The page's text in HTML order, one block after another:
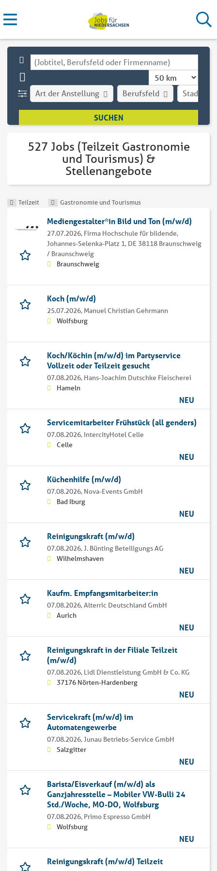
Stadt
Art der Anstellung Berufsfeld
527 Jobs (Teilzeit Gastronomie
und Tourismus) &
Stellenangebote
Teilzeit Gastronomie und Tourismus
Mediengestalter*in Bild und Ton (m/w/d)
27.07.2026, Firma Hochschule für bildende,
Johannes-Selenka-Platz 1, DE 38118 Braunschweig
/ Braunschweig
Braunschweig
Koch (m/w/d)
25.07.2026, Manuel Christian Gehrmann
Wolfsburg
Koch/Köchin (m/w/d) im Partyservice
Vollzeit oder Teilzeit gesucht
07.08.2026, Hans-Joachim Dutschke Fleischerei
Hameln
NEU
Servicemitarbeiter Frühstück (all genders)
07.08.2026, IntercityHotel Celle
Celle
NEU
Küchenhilfe (m/w/d)
07.08.2026, Nova-Events GmbH
Bad Iburg
NEU
Reinigungskraft (m/w/d)
07.08.2026,J. Bünting Beteiligungs AG
Wilhelmshaven
NEU
Kaufm. Empfangsmitarbeiter:in
07.08.2026,Alterric Deutschland GmbH
Aurich
NEU
Reinigungskraft in der Filiale Teilzeit
(m/w/d)
07.08.2026, Lidl Dienstleistung GmbH & Co. KG
37176 Nörten-Hardenberg
NEU
Servicekraft (m/w/d) im
Automatengewerbe
07.08.2026,Junau Betriebs-Service GmbH
Salzgitter
NEU
Barista/Eisverkauf (m/w/d) als
Ganzjahresstelle – Mobiler VW-Bulli 24
Std./Woche, MO-DO, Wolfsburg
07.08.2026, Primo Espresso GmbH
Wolfsburg
NEU
Reinigungskraft (m/w/d) Teilzeit